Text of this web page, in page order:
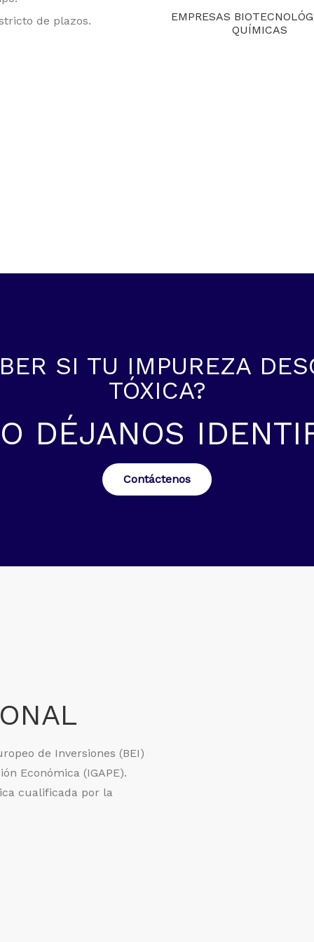
de plazos.
EMPRESAS
QUÍMICAS
SI TU IMPUREZA
TÓXICA?
DÉJANOS
Contáctenos
de Inversiones (BEI)
Económica (IGAPE).
cualificada por la